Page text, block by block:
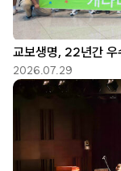
교보생명, 22년간 우
2026.07.29